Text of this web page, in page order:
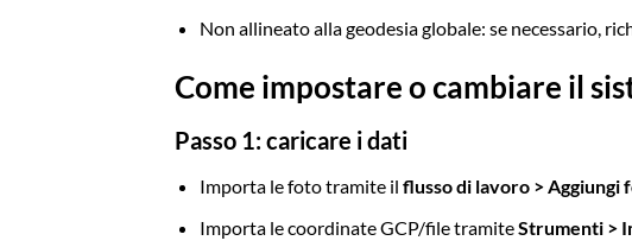
Non allineato alla geodesia globale: se necessario,
Come impostare o cambiare il
Passo 1: caricare i dati
Importa le foto tramite il flusso di lavoro > Aggiungi
Importa le coordinate GCP/file tramiteStrumenti >